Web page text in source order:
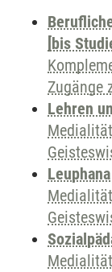
[bis
Zugänge
Lehren